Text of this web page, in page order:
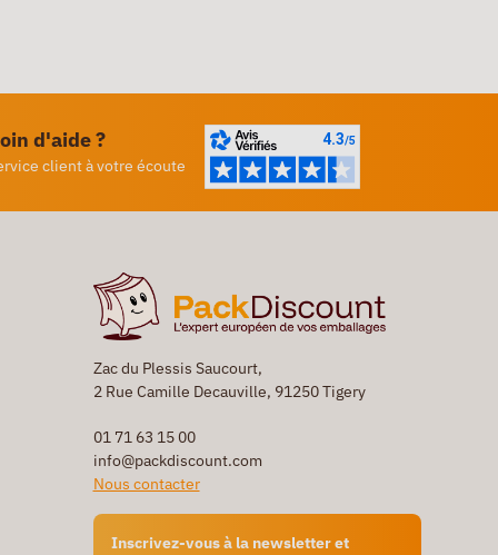
d'aide ?
client à votre écoute
Zac du Plessis Saucourt,
2 Rue Camille Decauville, 91250 Tigery
01 71 63 15 00
info@packdiscount.com
Nous contacter
Inscrivez-vous à la newsletter et